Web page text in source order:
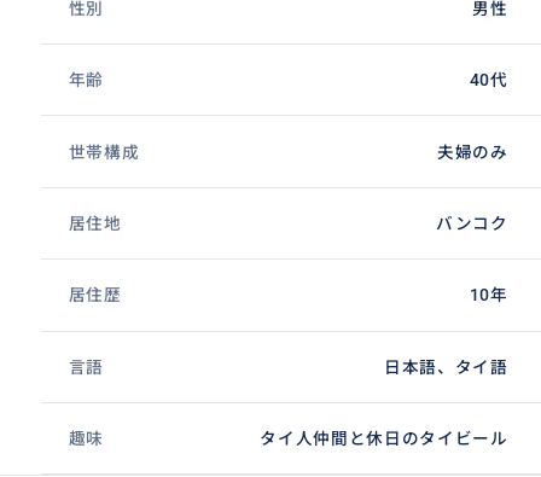
性別 男性
年齢 40代
世帯構成 夫婦のみ
居住地 バンコク
居住歴 10年
言語 日本語、タイ語
趣味 タイ人仲間と休日のタイビール